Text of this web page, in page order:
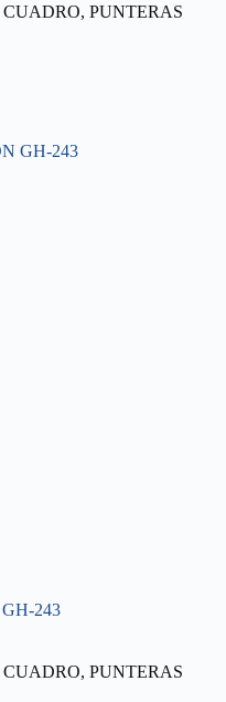
, PUNTERAS
243
, PUNTERAS